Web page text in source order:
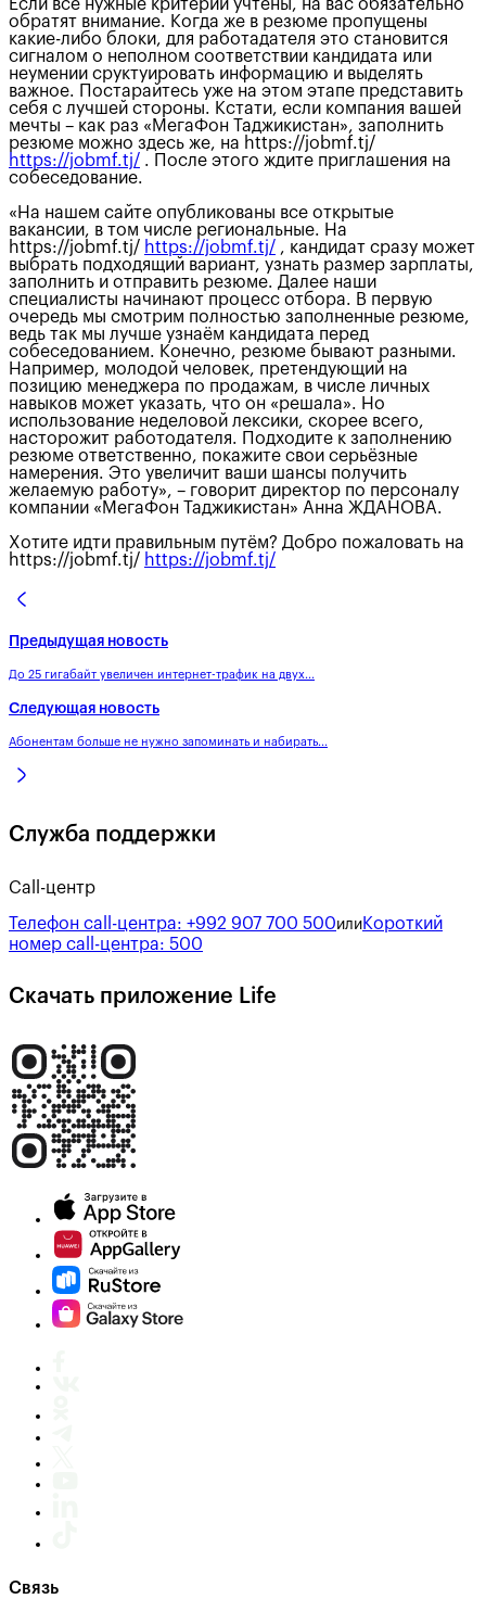
Если все нужные критерии учтены, на вас обязательно
обратят внимание. Когда же в резюме пропущены
какие-либо блоки, для работадателя это становится
сигналом о неполном соответствии кандидата или
неумении сруктуировать информацию и выделять
важное. Постарайтесь уже на этом этапе представить
себя с лучшей стороны. Кстати, если компания вашей
мечты – как раз «МегаФон Таджикистан», заполнить
резюме можно здесь же, на https://jobmf.tj/
https://jobmf.tj/ . После этого ждите приглашения на
собеседование.
«На нашем сайте опубликованы все открытые
вакансии, в том числе региональные. На
https://jobmf.tj/ https://jobmf.tj/ , кандидат сразу может
выбрать подходящий вариант, узнать размер зарплаты,
заполнить и отправить резюме. Далее наши
специалисты начинают процесс отбора. В первую
очередь мы смотрим полностью заполненные резюме,
ведь так мы лучше узнаём кандидата перед
собеседованием. Конечно, резюме бывают разными.
Например, молодой человек, претендующий на
позицию менеджера по продажам, в числе личных
навыков может указать, что он «решала». Но
использование неделовой лексики, скорее всего,
насторожит работодателя. Подходите к заполнению
резюме ответственно, покажите свои серьёзные
намерения. Это увеличит ваши шансы получить
желаемую работу», – говорит директор по персоналу
компании «МегаФон Таджикистан» Анна ЖДАНОВА.
Хотите идти правильным путём? Добро пожаловать на
https://jobmf.tj/ https://jobmf.tj/
Предыдущая новость
До 25 гигабайт увеличен интернет-трафик на двух...
Следующая новость
Абонентам больше не нужно запоминать и набирать...
Служба поддержки
Call-центр
Телефон call-центра: +992 907 700 500или Короткий
номер call-центра: 500
Скачать приложение Life
Связь